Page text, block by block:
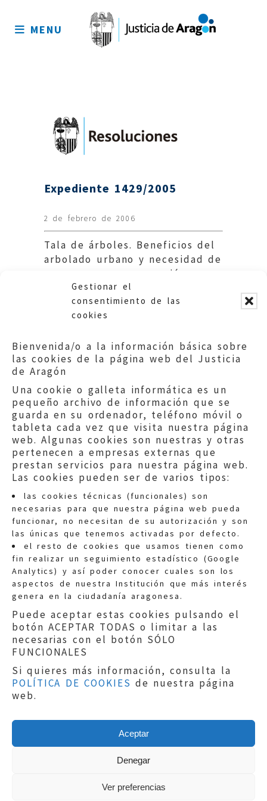
Gestionar el
consentimiento de las
cookies
Bienvenida/o a la información básica sobre
las cookies de la página web del Justicia
de Aragón
Una cookie o galleta informática es un
pequeño archivo de información que se
guarda en su ordenador, teléfono móvil o
tableta cada vez que visita nuestra página
web. Algunas cookies son nuestras y otras
pertenecen a empresas externas que
prestan servicios para nuestra página web.
Las cookies pueden ser de varios tipos:
las cookies técnicas (funcionales) son
necesarias para que nuestra página web pueda
funcionar, no necesitan de su autorización y son
las únicas que tenemos activadas por defecto.
el resto de cookies que usamos tienen como
fin realizar un seguimiento estadístico (Google
Analytics) y así poder conocer cuales son los
aspectos de nuestra Institución que más interés
genera en la ciudadanía aragonesa.
Puede aceptar estas cookies pulsando el
botón ACEPTAR TODAS o limitar a las
necesarias con el botón SÓLO
FUNCIONALES
Si quieres más información, consulta la
POLÍTICA DE COOKIES de nuestra página
web.
Aceptar
Denegar
Ver preferencias
sitio
MENU
Expediente 1429/2005
2 de febrero de 2006
Tala de árboles. Beneficios del
arbolado urbano y necesidad de
promover su conservación.
Ayuntamiento de Huesca.
Quejas:quejas@eljusticiadearagon.es
Información general:
informacion@eljusticiadearagon.es
Teléfonos:900 210 210/
Aviso legal|Política de privacidad|
Protección de Datos
Política de cookies
Copyright © 2019El Justicia de Aragón|
Sephor Consulting